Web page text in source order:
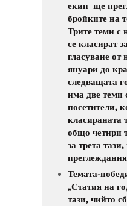
екип ще
бройките на
Трите теми с
се класират
гласуване от
януари до
следващата
има две теми
посетители,
класираната
общо четири
за трета
Темата-
„Статия на
тази, чийто